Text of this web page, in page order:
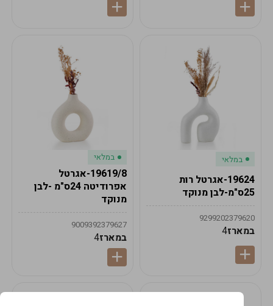
במלאי
19624-אגרטל רות
25ס"מ-לבן מנוקד
9299202379620
במארז4
במלאי
19619/8-אגרטל
אפרודיטה 24ס"מ -לבן
מנוקד
9009392379627
במארז4